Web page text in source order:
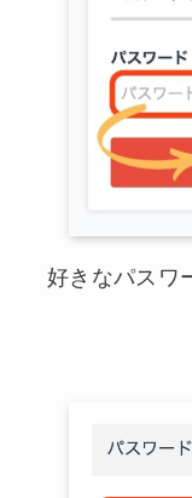
好きなパスワ